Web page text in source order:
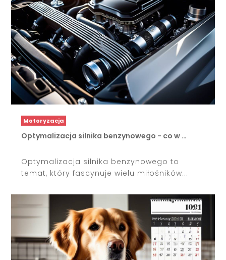
Motoryzacja
Optymalizacja silnika benzynowego - co w …
Optymalizacja silnika benzynowego to
temat, który fascynuje wielu miłośników...